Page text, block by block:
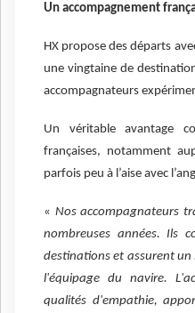
Un accompagnement
HX propose des départs
une vingtaine de
accompagnateurs
Un véritable avantage
françaises, notamment
parfois peu à l’aise avec
« Nos accompagnateurs
nombreuses années. Ils
destinations et assurent un
l'équipage du navire.
qualités d'empathie,